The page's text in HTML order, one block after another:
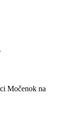
Močenok na